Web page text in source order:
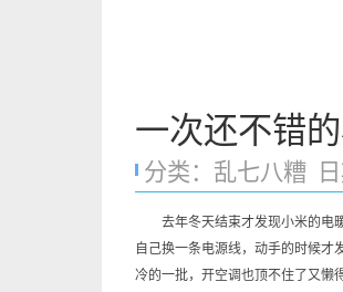
一次还不错
分类： 乱七八糟
去年冬天结束才发现小米的电暖
自己换一条电源线，动手的时候才
冷的一批，开空调也顶不住了又懒